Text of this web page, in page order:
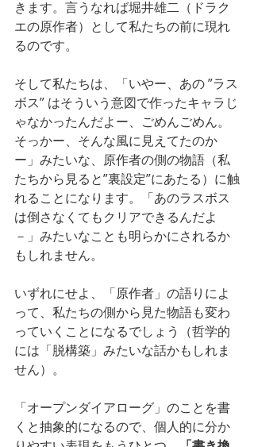
きます。言うなれば堀井雄二（ドラク
エの原作者）として私たちの前に現れ
るのです。
そして私たちは、「いやー、あの ”ラス
ボス” はそういう意図で作ったキャラじ
ゃなかったんだよー、ごめんごめん。
そっかー、そんな風に見えてたのか
ー」みたいな、原作者の側の物語（私
たちから見ると”裏設定”にあたる）に触
れることになります。「あのラスボス
は倒さなくてもクリアできるんだよ
－」みたいなことも明らかにされるか
もしれません。
いずれにせよ、「原作者」の語りによ
って、私たちの側から見た物語も変わ
っていくことになるでしょう（哲学的
には「脱構築」みたいな話かもしれま
せん）。
「オープンダイアローグ」のことを書
くと抽象的になるので、個人的に分か